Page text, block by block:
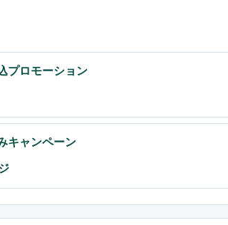
プロモーション
キャンペーン